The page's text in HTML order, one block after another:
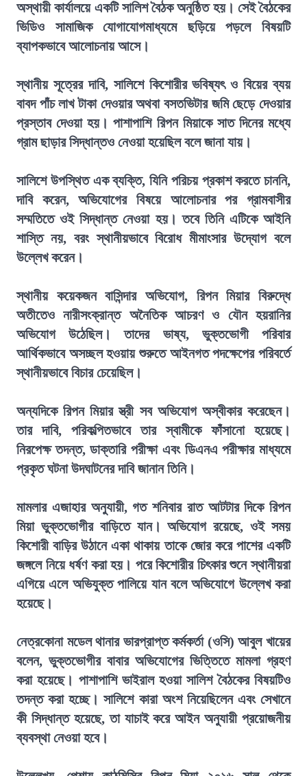
অস্থায়ী কার্যালয়ে একটি সালিশ বৈঠক অনুষ্ঠিত হয়। সেই বৈঠকের
ভিডিও সামাজিক যোগাযোগমাধ্যমে ছড়িয়ে পড়লে বিষয়টি
ব্যাপকভাবে আলোচনায় আসে।
স্থানীয় সূত্রের দাবি, সালিশে কিশোরীর ভবিষ্যৎ ও বিয়ের ব্যয়
বাবদ পাঁচ লাখ টাকা দেওয়ার অথবা বসতভিটার জমি ছেড়ে দেওয়ার
প্রস্তাব দেওয়া হয়। পাশাপাশি রিপন মিয়াকে সাত দিনের মধ্যে
গ্রাম ছাড়ার সিদ্ধান্তও নেওয়া হয়েছিল বলে জানা যায়।
সালিশে উপস্থিত এক ব্যক্তি, যিনি পরিচয় প্রকাশ করতে চাননি,
দাবি করেন, অভিযোগের বিষয়ে আলোচনার পর গ্রামবাসীর
সম্মতিতে ওই সিদ্ধান্ত নেওয়া হয়। তবে তিনি এটিকে আইনি
শাস্তি নয়, বরং স্থানীয়ভাবে বিরোধ মীমাংসার উদ্যোগ বলে
উল্লেখ করেন।
স্থানীয় কয়েকজন বাসিন্দার অভিযোগ, রিপন মিয়ার বিরুদ্ধে
অতীতেও নারীসংক্রান্ত অনৈতিক আচরণ ও যৌন হয়রানির
অভিযোগ উঠেছিল। তাদের ভাষ্য, ভুক্তভোগী পরিবার
আর্থিকভাবে অসচ্ছল হওয়ায় শুরুতে আইনগত পদক্ষেপের পরিবর্তে
স্থানীয়ভাবে বিচার চেয়েছিল।
অন্যদিকে রিপন মিয়ার স্ত্রী সব অভিযোগ অস্বীকার করেছেন।
তার দাবি, পরিকল্পিতভাবে তার স্বামীকে ফাঁসানো হয়েছে।
নিরপেক্ষ তদন্ত, ডাক্তারি পরীক্ষা এবং ডিএনএ পরীক্ষার মাধ্যমে
প্রকৃত ঘটনা উদঘাটনের দাবি জানান তিনি।
মামলার এজাহার অনুযায়ী, গত শনিবার রাত আটটার দিকে রিপন
মিয়া ভুক্তভোগীর বাড়িতে যান। অভিযোগ রয়েছে, ওই সময়
কিশোরী বাড়ির উঠানে একা থাকায় তাকে জোর করে পাশের একটি
জঙ্গলে নিয়ে ধর্ষণ করা হয়। পরে কিশোরীর চিৎকার শুনে স্থানীয়রা
এগিয়ে এলে অভিযুক্ত পালিয়ে যান বলে অভিযোগে উল্লেখ করা
হয়েছে।
নেত্রকোনা মডেল থানার ভারপ্রাপ্ত কর্মকর্তা (ওসি) আবুল খায়ের
বলেন, ভুক্তভোগীর বাবার অভিযোগের ভিত্তিতে মামলা গ্রহণ
করা হয়েছে। পাশাপাশি ভাইরাল হওয়া সালিশ বৈঠকের বিষয়টিও
তদন্ত করা হচ্ছে। সালিশে কারা অংশ নিয়েছিলেন এবং সেখানে
কী সিদ্ধান্ত হয়েছে, তা যাচাই করে আইন অনুযায়ী প্রয়োজনীয়
ব্যবস্থা নেওয়া হবে।